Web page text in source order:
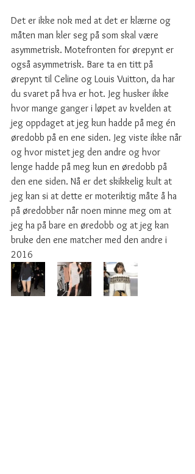
Det er ikke nok med at det er klærne og
måten man kler seg på som skal være
asymmetrisk. Motefronten for ørepynt er
også asymmetrisk. Bare ta en titt på
ørepynt til Celine og Louis Vuitton, da har
du svaret på hva er hot. Jeg husker ikke
hvor mange ganger i løpet av kvelden at
jeg oppdaget at jeg kun hadde på meg én
øredobb på en ene siden. Jeg viste ikke når
og hvor mistet jeg den andre og hvor
lenge hadde på meg kun en øredobb på
den ene siden. Nå er det skikkelig kult at
jeg kan si at dette er moteriktig måte å ha
på øredobber når noen minne meg om at
jeg ha på bare en øredobb og at jeg kan
bruke den ene matcher med den andre i
2016